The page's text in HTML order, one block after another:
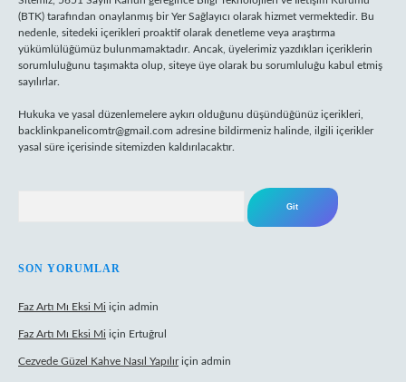
(BTK) tarafından onaylanmış bir Yer Sağlayıcı olarak hizmet vermektedir. Bu
nedenle, sitedeki içerikleri proaktif olarak denetleme veya araştırma
yükümlülüğümüz bulunmamaktadır. Ancak, üyelerimiz yazdıkları içeriklerin
sorumluluğunu taşımakta olup, siteye üye olarak bu sorumluluğu kabul etmiş
sayılırlar.
Hukuka ve yasal düzenlemelere aykırı olduğunu düşündüğünüz içerikleri,
backlinkpanelicomtr@gmail.com adresine bildirmeniz halinde, ilgili içerikler
yasal süre içerisinde sitemizden kaldırılacaktır.
SON YORUMLAR
Faz Artı Mı Eksi Mi için admin
Faz Artı Mı Eksi Mi için Ertuğrul
Cezvede Güzel Kahve Nasıl Yapılıriçin admin